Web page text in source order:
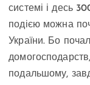
системі і десь
подією можна
України. Бо
подальшому,